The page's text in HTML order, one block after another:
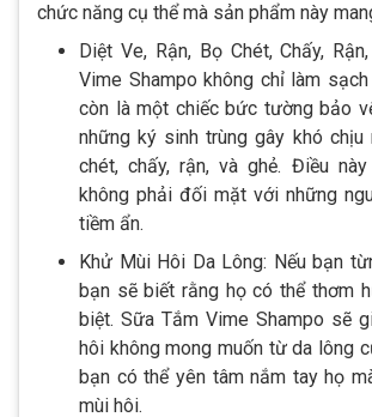
chức năng cụ thể mà sản phẩm này
Diệt Ve, Rận, Bọ Chét, Chấy,
Vime Shampo không chỉ làm
còn là một chiếc bức tường bảo
những ký sinh trùng gây khó chịu
chét, chấy, rận, và ghẻ. Điều
không phải đối mặt với những
tiềm ẩn.
Khử Mùi Hôi Da Lông: Nếu bạn
bạn sẽ biết rằng họ có thể thơm
biệt. Sữa Tắm Vime Shampo sẽ
hôi không mong muốn từ da lông
bạn có thể yên tâm nắm tay họ
mùi hôi.